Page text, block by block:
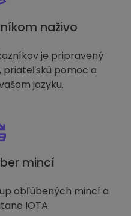
naživo
je pripravený
priateľskú pomoc a
jazyku.
mincí
obľúbených mincí a
IOTA.